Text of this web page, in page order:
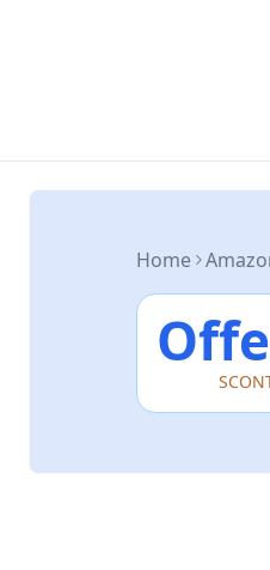
Home